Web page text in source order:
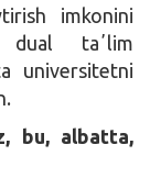
imkonini
dual taʼlim
universitetni
bu, albatta,